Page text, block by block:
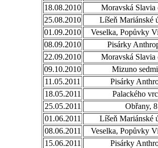
18.08.2010
Moravská Slavia
25.08.2010
Líšeň Mariánské
01.09.2010
Veselka, Popůvky
08.09.2010
Pisárky
22.09.2010
Moravská Slavia
09.10.2010
Mizuno
11.05.2011
Pisárky
18.05.2011
Palackého
25.05.2011
Obřany,
01.06.2011
Líšeň Mariánské
08.06.2011
Veselka, Popůvky
15.06.2011
Pisárky